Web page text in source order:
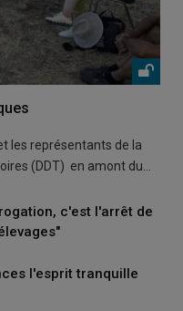
les représentants de la
(DDT) en amont du…
c'est l'arrêt de
l'esprit tranquille